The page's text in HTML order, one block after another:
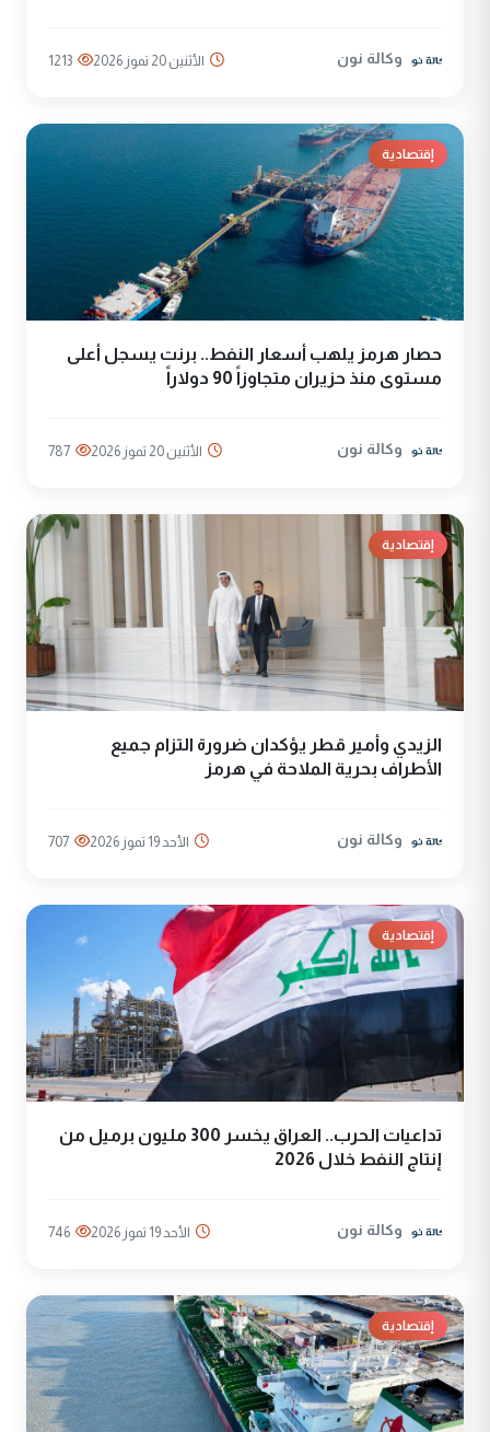
وكالة نون الأثنين 20 تموز 2026 1213
إقتصادية
حصار هرمز يلهب أسعار النفط.. برنت يسجل أعلى
مستوى منذ حزيران متجاوزاً 90 دولاراً
وكالة نون الأثنين 20 تموز 2026 787
إقتصادية
الزيدي وأمير قطر يؤكدان ضرورة التزام جميع
الأطراف بحرية الملاحة في هرمز
وكالة نون الأحد 19 تموز 2026 707
إقتصادية
تداعيات الحرب.. العراق يخسر 300 مليون برميل من
إنتاج النفط خلال 2026
وكالة نون الأحد 19 تموز 2026 746
إقتصادية